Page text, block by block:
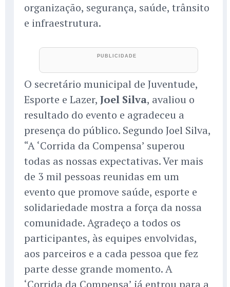
organização, segurança, saúde, trânsito
e infraestrutura.
O secretário municipal de Juventude,
Esporte e Lazer, Joel Silva, avaliou o
resultado do evento e agradeceu a
presença do público. Segundo Joel Silva,
“A ‘Corrida da Compensa’ superou
todas as nossas expectativas. Ver mais
de 3 mil pessoas reunidas em um
evento que promove saúde, esporte e
solidariedade mostra a força da nossa
comunidade. Agradeço a todos os
participantes, às equipes envolvidas,
aos parceiros e a cada pessoa que fez
parte desse grande momento. A